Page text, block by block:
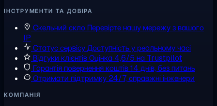
ІНСТРУМЕНТИ ТА ДОВІРА
Скельний скло Перевірте нашу мережу з вашого
IP
Статус сервісуДоступність у реальному часі
Відгуки клієнтівОцінка 4,6/5 на Trustpilot
Гарантія повернення коштів14 днів, без питань
Отримати підтримку 24/7, справжні інженери
КОМПАНІЯ